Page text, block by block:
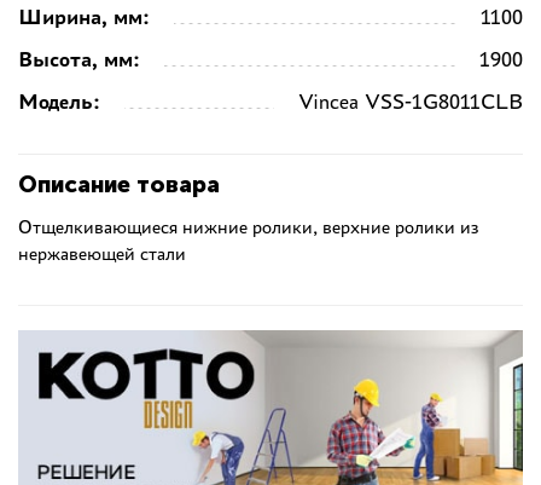
Ширина, мм:
1100
Высота, мм:
1900
Модель:
Vincea VSS-1G8011CLB
Описание товара
Отщелкивающиеся нижние ролики, верхние ролики из
нержавеющей стали